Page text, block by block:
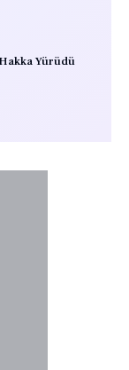
Yürüdü